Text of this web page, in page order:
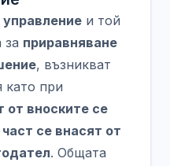
управление и той
за приравняване
, възникват
като при
от вноските се
част се внасят от
. Общата